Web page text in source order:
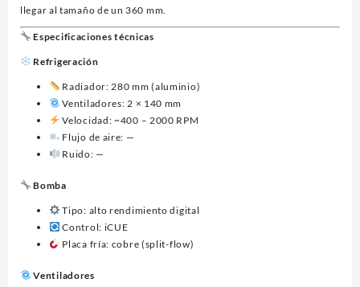
llegar al tamaño de un 360 mm.
Especificaciones técnicas
Refrigeración
Radiador: 280 mm (aluminio)
Ventiladores: 2 × 140 mm
Velocidad: ~400 – 2000 RPM
Flujo de aire: —
Ruido: —
Bomba
Tipo: alto rendimiento digital
Control: iCUE
Placa fría: cobre (split-flow)
Ventiladores